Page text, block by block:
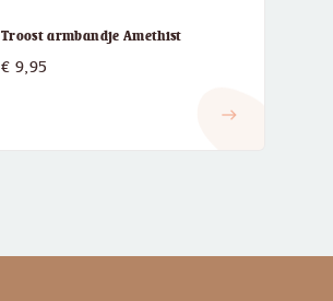
Troost armbandje Amethist
€ 9,95
east